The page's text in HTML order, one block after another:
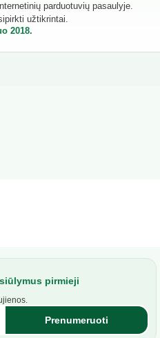
parduotuvių pasaulyje.
užtikrintai.
2018.
pirmieji
Prenumeruoti